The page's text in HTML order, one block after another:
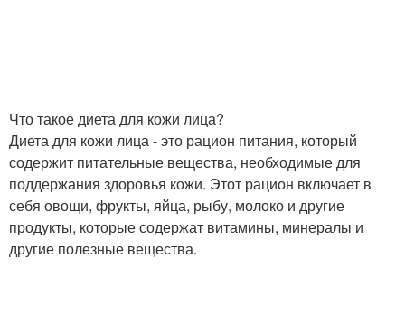
Что такое диета для кожи лица?
Диета для кожи лица - это рацион питания, который
содержит питательные вещества, необходимые для
поддержания здоровья кожи. Этот рацион включает в
себя овощи, фрукты, яйца, рыбу, молоко и другие
продукты, которые содержат витамины, минералы и
другие полезные вещества.